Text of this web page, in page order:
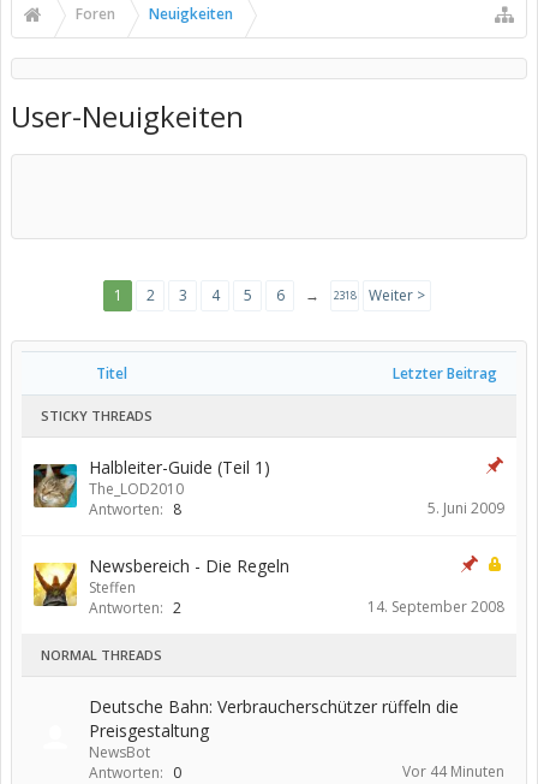
Foren Neuigkeiten
User-Neuigkeiten
1 2 3 4 5 6 → 2318 Weiter >
Titel Letzter Beitrag
STICKY THREADS
Halbleiter-Guide (Teil 1)
The_LOD2010
Antworten: 8 5. Juni 2009
Newsbereich - Die Regeln
Steffen
Antworten: 2 14. September 2008
NORMAL THREADS
Deutsche Bahn: Verbraucherschützer rüffeln die
Preisgestaltung
NewsBot
Antworten: 0 Vor 44 Minuten